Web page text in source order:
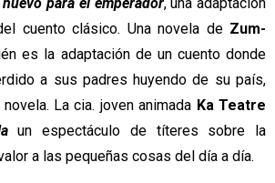
cuento clásico. Una novela de Zum-
es la adaptación de un cuento donde
a sus padres huyendo de su país,
La cia. joven animada Ka Teatre
un espectáculo de títeres sobre la
a las pequeñas cosas del día a día.